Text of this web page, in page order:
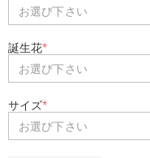
お選び下さい
誕生花*
お選び下さい
サイズ*
お選び下さい